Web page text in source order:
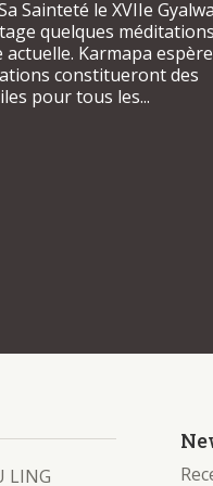
Sainteté le XVIIe Gyalwa
quelques méditations
Karmapa espère
constitueront des
pour tous les...
LING